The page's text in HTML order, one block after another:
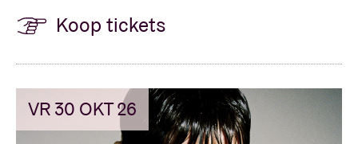
Koop tickets
VR 30 OKT 26